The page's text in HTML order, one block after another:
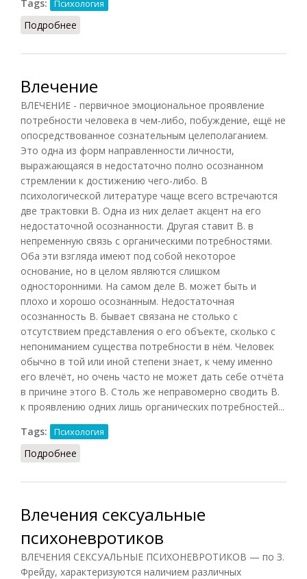
Tags: Психология
Подробнее
Влечение
ВЛЕЧЕНИЕ - первичное эмоциональное проявление
потребности человека в чем-либо, побуждение, ещё не
опосредствованное сознательным целеполаганием.
Это одна из форм направленности личности,
выражающаяся в недостаточно полно осознанном
стремлении к достижению чего-либо. В
психологической литературе чаще всего встречаются
две трактовки В. Одна из них делает акцент на его
недостаточной осознанности. Другая ставит В. в
непременную связь с органическими потребностями.
Оба эти взгляда имеют под собой некоторое
основание, но в целом являются слишком
односторонними. На самом деле В. может быть и
плохо и хорошо осознанным. Недостаточная
осознанность В. бывает связана не столько с
отсутствием представления о его объекте, сколько с
непониманием существа потребности в нём. Человек
обычно в той или иной степени знает, к чему именно
его влечёт, но очень часто не может дать себе отчёта
в причине этого В. Столь же неправомерно сводить В.
к проявлению одних лишь органических потребностей...
Tags:
Психология
Подробнее
Влечения сексуальные
психоневротиков
ВЛЕЧЕНИЯ СЕКСУАЛЬНЫЕ ПСИХОНЕВРОТИКОВ — по З.
Фрейду, характеризуются наличием различных